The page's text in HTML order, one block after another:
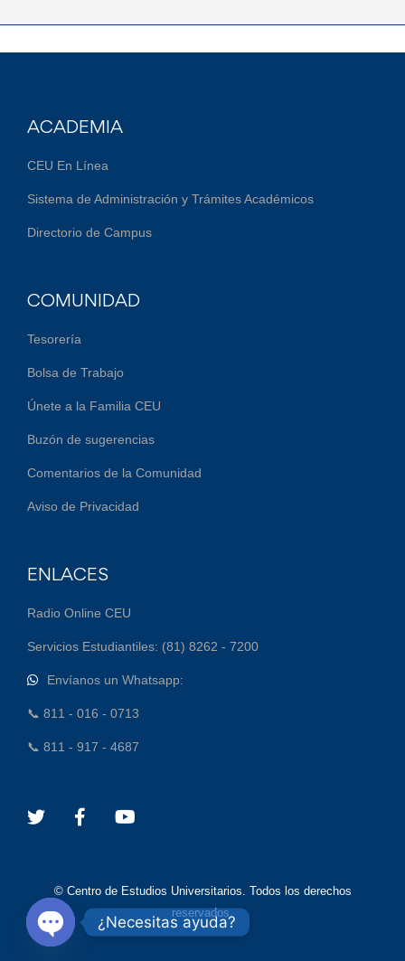
ACADEMIA
CEU En Línea
Sistema de Administración y Trámites Académicos
Directorio de Campus
COMUNIDAD
Tesorería
Bolsa de Trabajo
Únete a la Familia CEU
Buzón de sugerencias
Comentarios de la Comunidad
Aviso de Privacidad
ENLACES
Radio Online CEU
Servicios Estudiantiles: (81) 8262 - 7200
Envíanos un Whatsapp:
📞 811 - 016 - 0713
📞 811 - 917 - 4687
© Centro de Estudios Universitarios. Todos los derechos
reservados.
¿Necesitas ayuda?